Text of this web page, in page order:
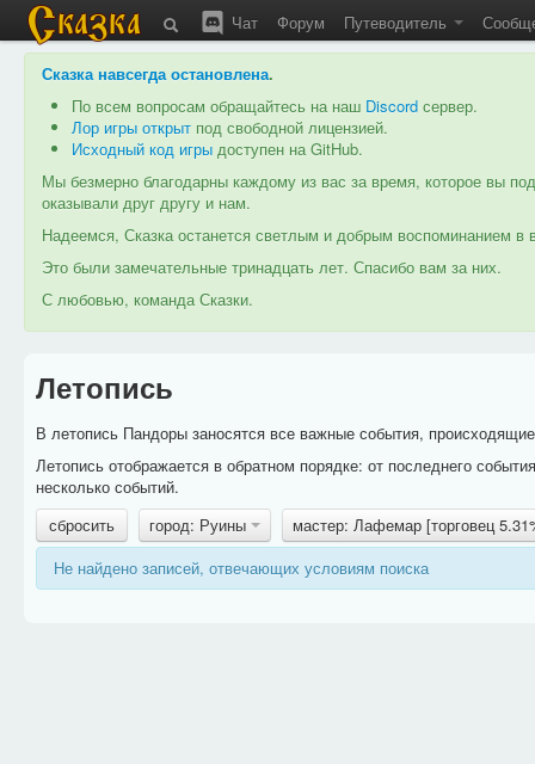
Чат Форум Путеводитель
Сказка навсегда остановлена.
По всем вопросам обращайтесь на наш Discord сервер.
Лор игры открыт под свободной лицензией.
Исходный код игры доступен на GitHub.
Мы безмерно благодарны каждому из вас за время, которое вы
оказывали друг другу и нам.
Надеемся, Сказка останется светлым и добрым воспоминанием
Это были замечательные тринадцать лет. Спасибо вам за них.
С любовью, команда Сказки.
Летопись
В летопись Пандоры заносятся все важные события,
Летопись отображается в обратном порядке: от последнего
несколько событий.
сбросить
город: Руины
мастер: Лафемар [торговец
Не найдено записей, отвечающих условиям поиска